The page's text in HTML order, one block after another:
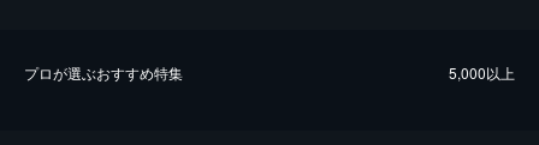
プロが選ぶおすすめ特集 5,000以上